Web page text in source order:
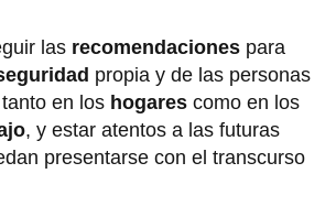
las recomendaciones para
propia y de las personas
en los hogares como en los
, y estar atentos a las futuras
presentarse con el transcurso